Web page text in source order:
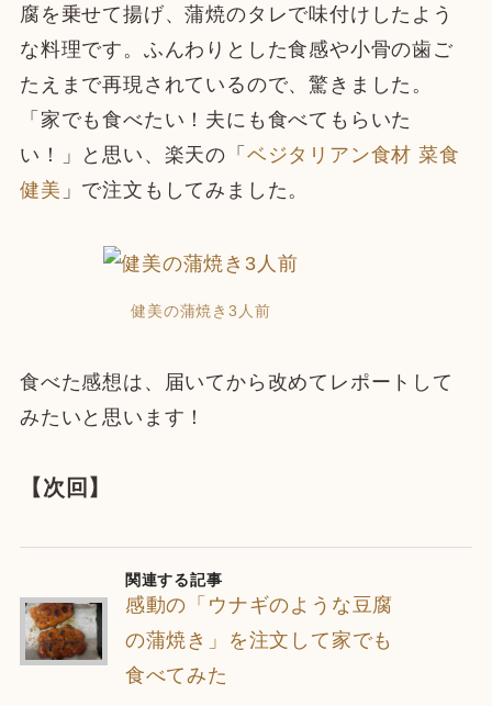
腐を乗せて揚げ、蒲焼のタレで味付けしたよう
な料理です。ふんわりとした食感や小骨の歯ご
たえまで再現されているので、驚きました。
「家でも食べたい！夫にも食べてもらいた
い！」と思い、楽天の「 ベジタリアン食材 菜食
健美 」で注文もしてみました。
健美の蒲焼き3人前
食べた感想は、届いてから改めてレポートして
みたいと思います！
【次回】
関連する記事
感動の「ウナギのような豆腐
の蒲焼き」を注文して家でも
食べてみた